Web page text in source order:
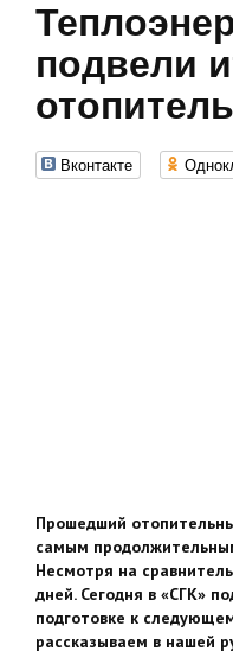
подвели
Вконтакте
Прошедший
самым
Несмотря на
дней. Сегодня в «СГК»
подготовке к
рассказываем в нашей